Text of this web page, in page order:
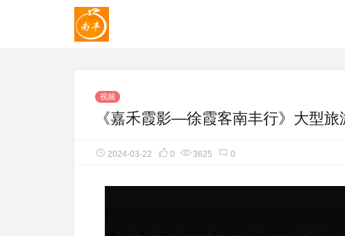
视频
《嘉禾霞影—徐霞客南丰行》大型
2024-03-22 0 3625 0